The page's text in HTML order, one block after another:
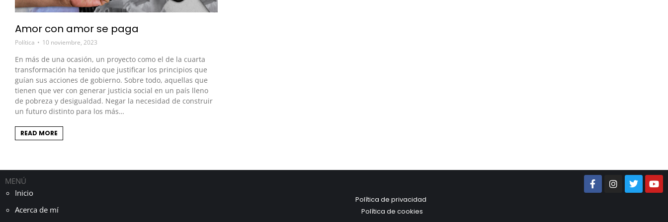
Amor con amor se paga
Política 10 noviembre, 2023
En más de una ocasión, un proyecto como el de la cuarta
transformación ha tenido que justificar los principios que
guían sus acciones de gobierno. Sobre todo, aquellas que
tienen que ver con generar justicia social en un país lleno
de pobreza y desigualdad. Negar la necesidad de construir
un futuro distinto para los más…
READ MORE
MENÚ
Inicio
Acerca de mí
Política de privacidad
Política de cookies